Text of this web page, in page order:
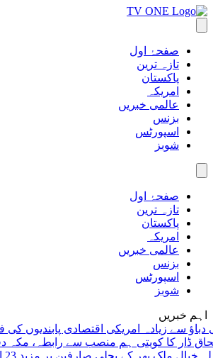
صفحۂ اول
تازہ ترین
پاکستان
امریکہ
عالمی خبریں
بزنس
اسپورٹس
شوبز
صفحۂ اول
تازہ ترین
پاکستان
امریکہ
عالمی خبریں
بزنس
اسپورٹس
شوبز
اہم خبریں
زیادہ امریکی اقتصادی پابندیوں کی فکر
کا کویتی ہم منصب سے رابطہ، مکہ دفاعی
ملک بھر کے بجلی صارفین پر مزید 23 ارب